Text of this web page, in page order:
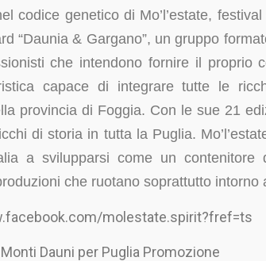
codice genetico di Mo’l’estate,
“Daunia & Gargano”, un gruppo
che intendono fornire il proprio
capace di integrare tutte le
provincia di Foggia. Con le sue 21
di storia in tutta la Puglia.
a svilupparsi come un contenitore
che ruotano soprattutto intorno
molestate.spirit?fref=ts
Dauni per Puglia Promozione